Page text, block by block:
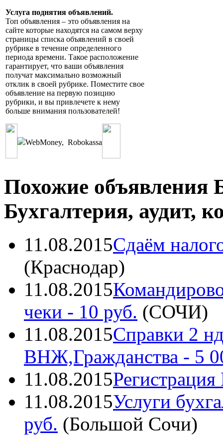
Услуга поднятия объявлений.
Топ объявления – это объявления на
сайте которые находятся на самом верху
страницы списка объявлений в своей
рубрике в течение определенного
периода времени. Такое расположение
гарантирует, что ваши объявления
получат максимально возможный
отклик в своей рубрике. Поместите свое
объявление на первую позицию
рубрики, и вы привлечете к нему
больше внимания пользователей!
WebMoney, Robokassa
Похожие объявления
Бухгалтерия, аудит,
11.08.2015Сдаём
(Краснодар)
11.08.2015
чеки - 10 руб. (СОЧИ)
11.08.2015Справки 2
ВНЖ,Гражданства - 5
11.08.2015
11.08.2015Услуги
руб. (Большой Сочи)